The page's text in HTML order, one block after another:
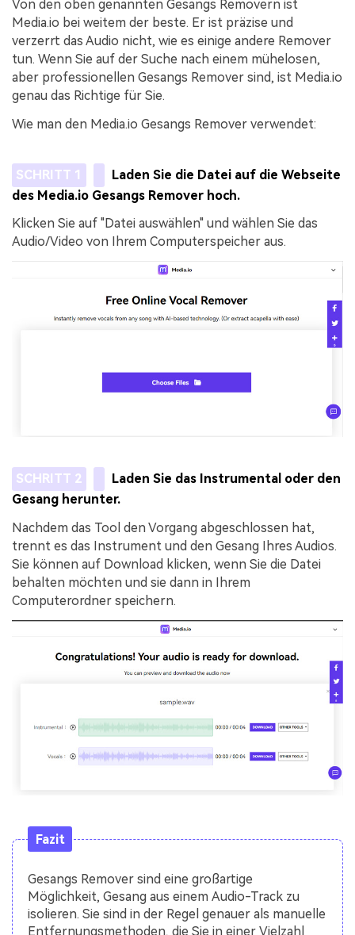
Von den oben genannten Gesangs Removern ist
Media.io bei weitem der beste. Er ist präzise und
verzerrt das Audio nicht, wie es einige andere Remover
tun. Wenn Sie auf der Suche nach einem mühelosen,
aber professionellen Gesangs Remover sind, ist Media.io
genau das Richtige für Sie.
Wie man den Media.io Gesangs Remover verwendet:
SCHRITT 1
Laden Sie die Datei auf die Webseite
des Media.io Gesangs Remover hoch.
Klicken Sie auf "Datei auswählen" und wählen Sie das
Audio/Video von Ihrem Computerspeicher aus.
SCHRITT 2
Laden Sie das Instrumental oder den
Gesang herunter.
Nachdem das Tool den Vorgang abgeschlossen hat,
trennt es das Instrument und den Gesang Ihres Audios.
Sie können auf Download klicken, wenn Sie die Datei
behalten möchten und sie dann in Ihrem
Computerordner speichern.
Fazit
Gesangs Remover sind eine großartige
Möglichkeit, Gesang aus einem Audio-Track zu
isolieren. Sie sind in der Regel genauer als manuelle
Entfernungsmethoden, die Sie in einer Vielzahl